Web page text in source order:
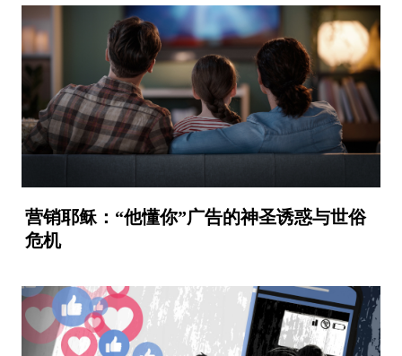
营销耶稣：“他懂你”广告的神圣诱惑与世俗
危机